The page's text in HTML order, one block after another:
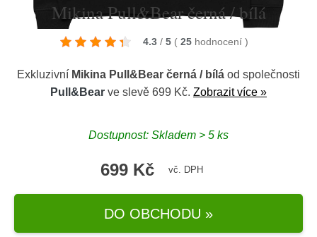
Mikina Pull&Bear černá / bílá
4.3 / 5 ( 25 hodnocení )
Exkluzivní Mikina Pull&Bear černá / bílá od společnosti
Pull&Bear ve slevě 699 Kč. Zobrazit více »
Dostupnost: Skladem > 5 ks
699 Kč vč. DPH
DO OBCHODU »